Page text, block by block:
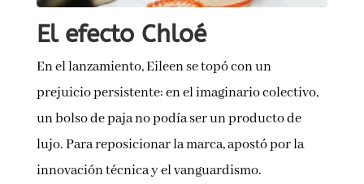
El efecto Chloé
En el lanzamiento, Eileen se topó con un
prejuicio persistente: en el imaginario colectivo,
un bolso de paja no podía ser un producto de
lujo. Para reposicionar la marca, apostó por la
innovación técnica y el vanguardismo.